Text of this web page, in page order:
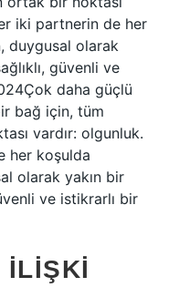
iki partnerin de her
duygusal olarak
güvenli ve
daha güçlü
bağ için, tüm
vardır: olgunluk.
her koşulda
olarak yakın bir
ve istikrarlı bir
ILIŞKI